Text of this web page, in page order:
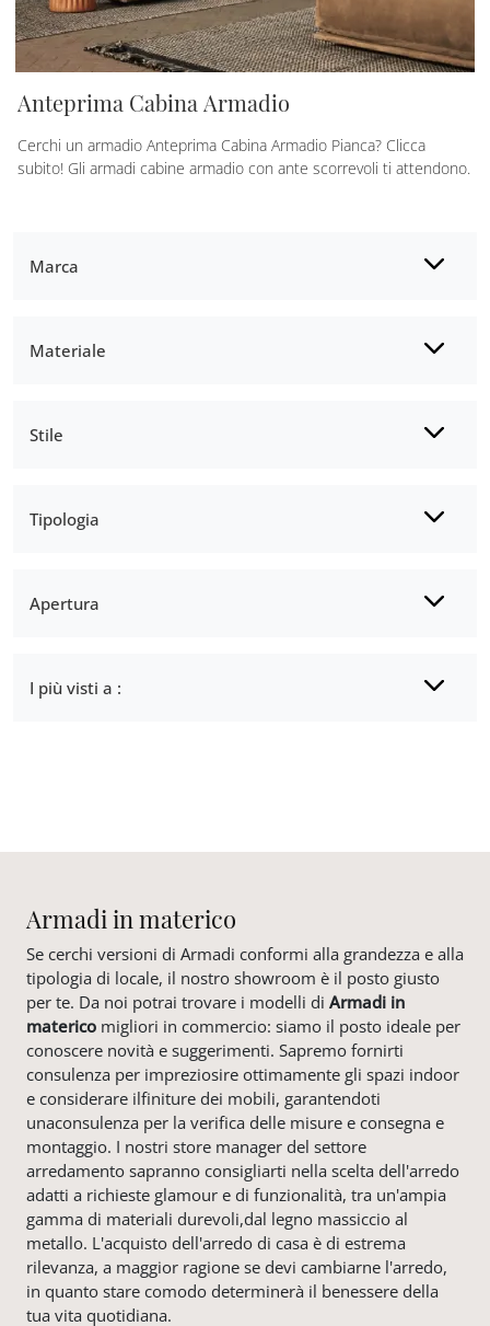
Marca
Materiale
Stile
Tipologia
Apertura
I più visti a :
Anteprima Cabina Armadio
Cerchi un armadio Anteprima Cabina Armadio Pianca? Clicca
subito! Gli armadi cabine armadio con ante scorrevoli ti attendono.
Armadi in materico
Se cerchi versioni di Armadi conformi alla grandezza e alla
tipologia di locale, il nostro showroom è il posto giusto
per te. Da noi potrai trovare i modelli di Armadi in
materico migliori in commercio: siamo il posto ideale per
conoscere novità e suggerimenti. Sapremo fornirti
consulenza per impreziosire ottimamente gli spazi indoor
e considerare ilfiniture dei mobili, garantendoti
unaconsulenza per la verifica delle misure e consegna e
montaggio. I nostri store manager del settore
arredamento sapranno consigliarti nella scelta dell'arredo
adatti a richieste glamour e di funzionalità, tra un'ampia
gamma di materiali durevoli,dal legno massiccio al
metallo. L'acquisto dell'arredo di casa è di estrema
rilevanza, a maggior ragione se devi cambiarne l'arredo,
in quanto stare comodo determinerà il benessere della
tua vita quotidiana.